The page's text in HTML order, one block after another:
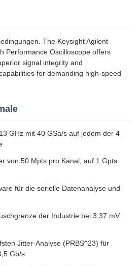
The Keysight Agilent
Performance Oscilloscope offers
signal integrity and
for demanding high-speed
GHz mit 40 GSa/s auf jedem der 4
von 50 Mpts pro Kanal, auf 1 Gpts
für die serielle Datenanalyse und
der Industrie bei 3,37 mV
Jitter-Analyse (PRBS^23) für
Gb/s